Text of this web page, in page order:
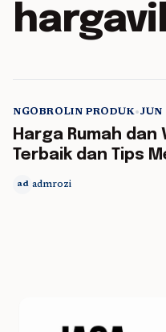
NGOBROLIN PRODUK•JUN
Harga Rumah dan
Terbaik dan Tips
ad admrozi